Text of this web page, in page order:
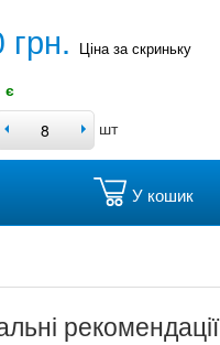
грн. Ціна за скриньку
є
шт
У кошик
рекомендації